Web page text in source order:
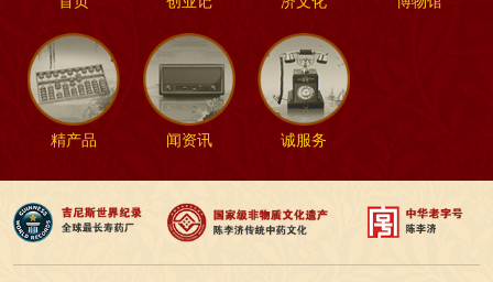
精产品 闻资讯 诚服务